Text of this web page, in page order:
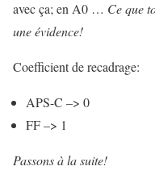
avec ça; en A0 … Ce que
une évidence!
Coefficient de recadrage:
APS-C –> 0
FF –> 1
Passons à la suite!